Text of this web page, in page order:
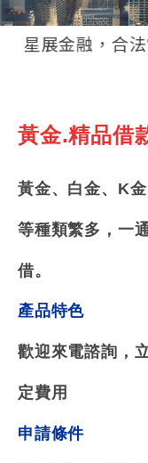
展金融，合法
黃金.精品借
黃金、白金、K
等種類繁多， 一
借。
產品特色
歡迎來電諮詢，
定費用
申請條件